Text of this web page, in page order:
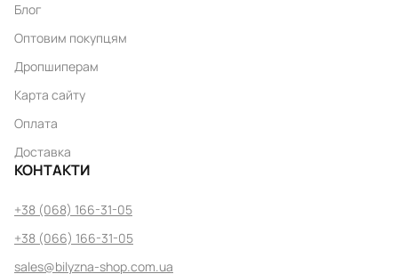
Блог
Оптовим покупцям
Дропшиперам
Карта сайту
Оплата
Доставка
КОНТАКТИ
+38 (068) 166-31-05
+38 (066) 166-31-05
sales@bilyzna-shop.com.ua